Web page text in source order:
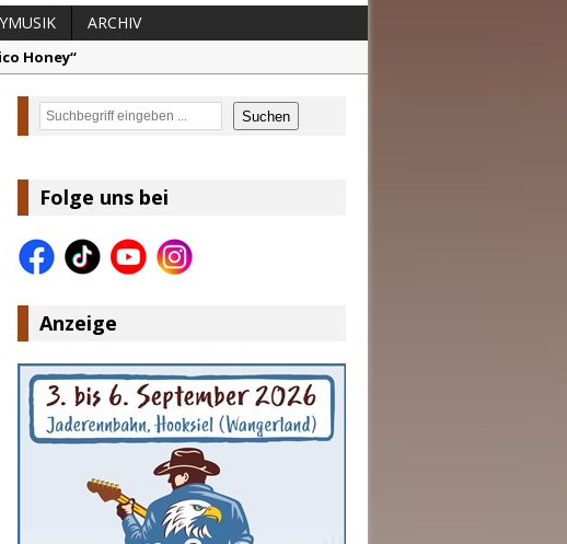
ARCHIV
Honey“
und Shaboozey im Fokus
mit „Better Days Ahead“ an
Leser
Suchen Suchen
Folge uns bei
Anzeige